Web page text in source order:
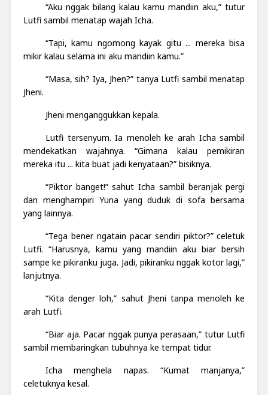
“Aku nggak bilang kalau kamu mandiin aku,” tutur
Lutfi sambil menatap wajah Icha.
“Tapi, kamu ngomong kayak gitu ... mereka bisa
mikir kalau selama ini aku mandiin kamu.”
“Masa, sih? Iya, Jhen?” tanya Lutfi sambil menatap
Jheni.
Jheni menganggukkan kepala.
Lutfi tersenyum. Ia menoleh ke arah Icha sambil
mendekatkan wajahnya. “Gimana kalau pemikiran
mereka itu ... kita buat jadi kenyataan?” bisiknya.
“Piktor banget!” sahut Icha sambil beranjak pergi
dan menghampiri Yuna yang duduk di sofa bersama
yang lainnya.
“Tega bener ngatain pacar sendiri piktor?” celetuk
Lutfi. “Harusnya, kamu yang mandiin aku biar bersih
sampe ke pikiranku juga. Jadi, pikiranku nggak kotor lagi,”
lanjutnya.
“Kita denger loh,” sahut Jheni tanpa menoleh ke
arah Lutfi.
“Biar aja. Pacar nggak punya perasaan,” tutur Lutfi
sambil membaringkan tubuhnya ke tempat tidur.
Icha menghela napas. “Kumat manjanya,”
celetuknya kesal.